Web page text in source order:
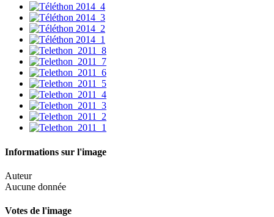
Informations sur l'image
Auteur
Aucune donnée
Votes de l'image